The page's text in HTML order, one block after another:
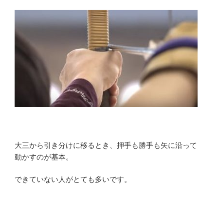
大三から引き分けに移るとき、押手も勝手も矢に沿って
動かすのが基本。
できていない人がとても多いです。